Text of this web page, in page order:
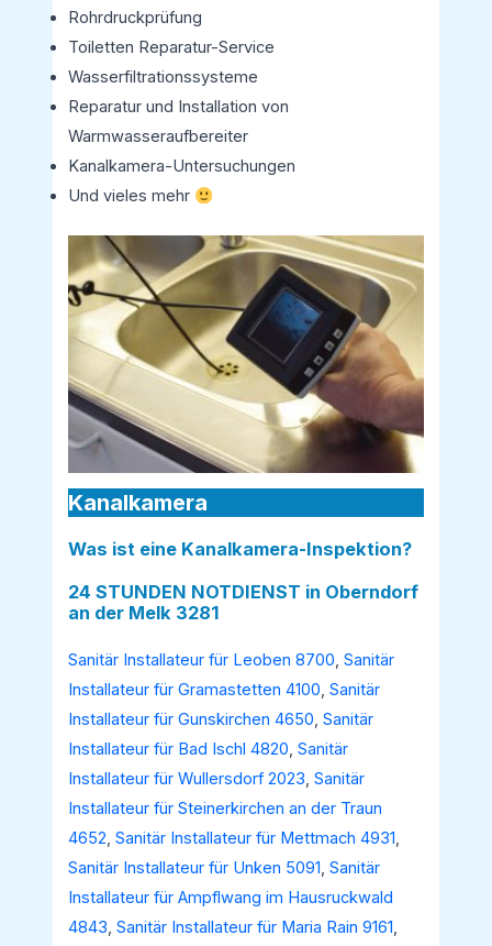
Rohrdruckprüfung
Toiletten Reparatur-Service
Wasserfiltrationssysteme
Reparatur und Installation von
Warmwasseraufbereiter
Kanalkamera-Untersuchungen
Und vieles mehr
Kanalkamera
Was ist eine Kanalkamera-Inspektion?
24 STUNDEN NOTDIENST in Oberndorf
an der Melk 3281
Sanitär Installateur für Leoben 8700,Sanitär
Installateur für Gramastetten 4100,Sanitär
Installateur für Gunskirchen 4650,Sanitär
Installateur für Bad Ischl 4820,Sanitär
Installateur für Wullersdorf 2023,Sanitär
Installateur für Steinerkirchen an der Traun
4652,Sanitär Installateur für Mettmach 4931,
Sanitär Installateur für Unken 5091,Sanitär
Installateur für Ampflwang im Hausruckwald
4843,Sanitär Installateur für Maria Rain 9161,